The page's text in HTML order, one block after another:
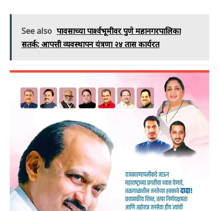
See also पावसाच्या पार्श्वभूमीवर पुणे महानगरपालिका
सतर्क; आपत्ती व्यवस्थापन यंत्रणा २४ तास कार्यरत